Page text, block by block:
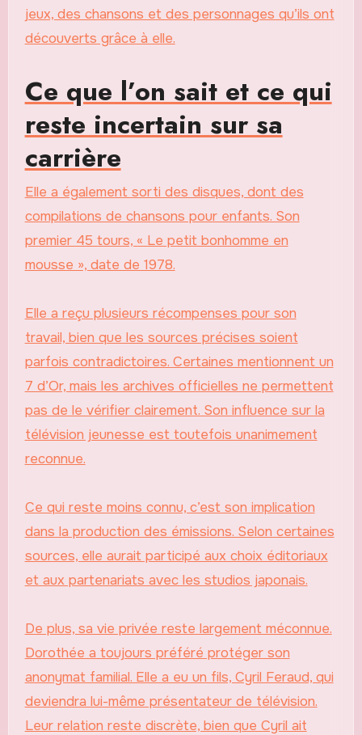
jeux, des chansons et des personnages qu’ils ont
découverts grâce à elle.
Ce que l’on sait et ce qui
reste incertain sur sa
carrière
Elle a également sorti des disques, dont des
compilations de chansons pour enfants. Son
premier 45 tours, « Le petit bonhomme en
mousse », date de 1978.
Elle a reçu plusieurs récompenses pour son
travail, bien que les sources précises soient
parfois contradictoires. Certaines mentionnent un
7 d’Or, mais les archives officielles ne permettent
pas de le vérifier clairement. Son influence sur la
télévision jeunesse est toutefois unanimement
reconnue.
Ce qui reste moins connu, c’est son implication
dans la production des émissions. Selon certaines
sources, elle aurait participé aux choix éditoriaux
et aux partenariats avec les studios japonais.
De plus, sa vie privée reste largement méconnue.
Dorothée a toujours préféré protéger son
anonymat familial. Elle a eu un fils, Cyril Feraud, qui
deviendra lui-même présentateur de télévision.
Leur relation reste discrète, bien que Cyril ait